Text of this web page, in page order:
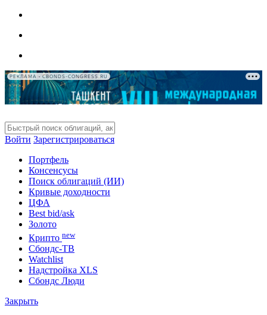
РЕКЛАМА • CBONDS-CONGRESS.RU
Войти Зарегистрироваться
Портфель
Консенсусы
Поиск облигаций (ИИ)
Кривые доходности
ЦФА
Best bid/ask
Золото
Крипто new
Сбондс-ТВ
Watchlist
Надстройка XLS
Сбондс Люди
Закрыть